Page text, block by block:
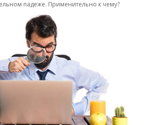
падеже. Применительно к чему?